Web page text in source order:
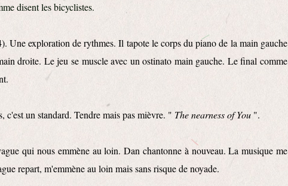
disent les bicyclistes.
Une exploration de rythmes. Il tapote le corps du piano de la main gauche
droite. Le jeu se muscle avec un ostinato main gauche. Le final comme
c'est un standard. Tendre mais pas mièvre. " The nearness of You ".
qui nous emmène au loin. Dan chantonne à nouveau. La musique me
repart, m'emmène au loin mais sans risque de noyade.